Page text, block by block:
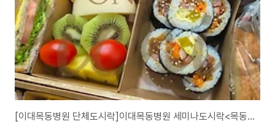
[이대목동병원 단체도시락]이대목동병원 세미나도시락<목동도시락/단체도시락/도시락케이터링:원스피크닉>